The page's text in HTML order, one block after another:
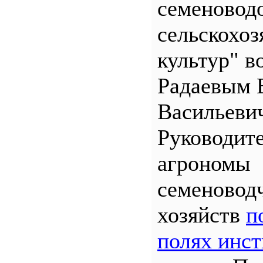
культур"
Радаевым
агрономы
хозяйств
полях